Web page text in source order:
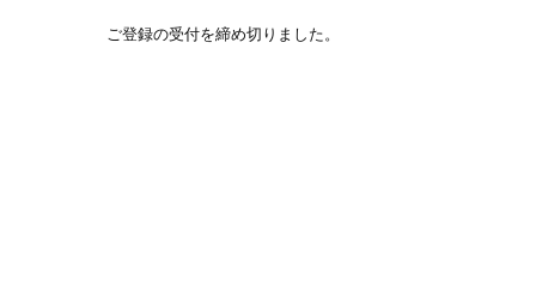
ご登録の受付を締め切りました。